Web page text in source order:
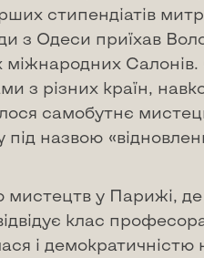
стипендіатів
з Одеси приїхав
міжнародних Салонів.
з різних країн,
самобутнє
назвою
мистецтв у Парижі,
клас
і демократичністю